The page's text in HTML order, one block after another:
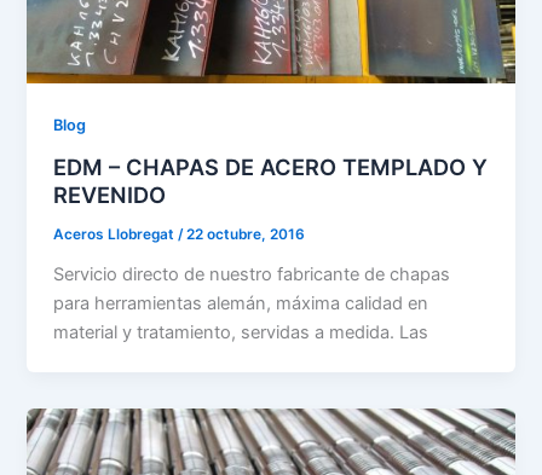
Blog
EDM – CHAPAS DE ACERO TEMPLADO Y
REVENIDO
Aceros Llobregat /22 octubre, 2016
Servicio directo de nuestro fabricante de chapas
para herramientas alemán, máxima calidad en
material y tratamiento, servidas a medida. Las